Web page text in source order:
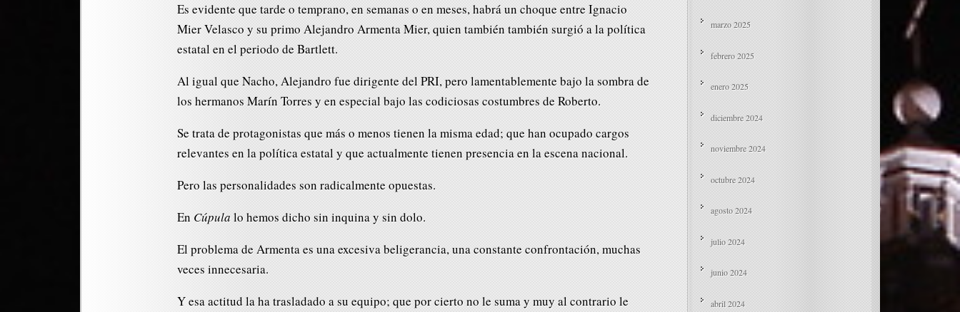
Es evidente que tarde o temprano, en semanas o en meses, habrá un choque entre Ignacio
Mier Velasco y su primo Alejandro Armenta Mier, quien también también surgió a la política
estatal en el periodo de Bartlett.
Al igual que Nacho, Alejandro fue dirigente del PRI, pero lamentablemente bajo la sombra de
los hermanos Marín Torres y en especial bajo las codiciosas costumbres de Roberto.
Se trata de protagonistas que más o menos tienen la misma edad; que han ocupado cargos
relevantes en la política estatal y que actualmente tienen presencia en la escena nacional.
Pero las personalidades son radicalmente opuestas.
En Cúpula lo hemos dicho sin inquina y sin dolo.
El problema de Armenta es una excesiva beligerancia, una constante confrontación, muchas
veces innecesaria.
Y esa actitud la ha trasladado a su equipo; que por cierto no le suma y muy al contrario le
marzo 2025
febrero 2025
enero 2025
diciembre 2024
noviembre 2024
octubre 2024
agosto 2024
julio 2024
junio 2024
abril 2024